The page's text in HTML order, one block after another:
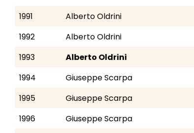
1991
Alberto Oldrini
1992
Alberto Oldrini
1993
Alberto Oldrini
1994
Giuseppe Scarpa
1995
Giuseppe Scarpa
1996
Giuseppe Scarpa